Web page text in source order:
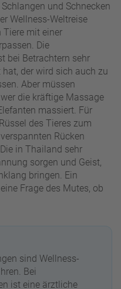
und Schnecken
Wellness-Weltreise
Tiere mit einer
Die
bei Betrachtern sehr
der wird sich auch zu
Aber müssen
die kräftige Massage
massiert. Für
des Tieres zum
Rücken
in Thailand sehr
sorgen und Geist,
bringen. Ein
Frage des Mutes, ob
sind Wellness-
Bei
ist eine ärztliche